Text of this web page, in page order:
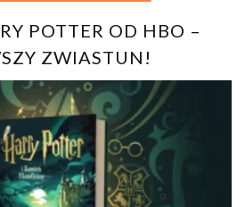
POTTER OD HBO –
ZWIASTUN!